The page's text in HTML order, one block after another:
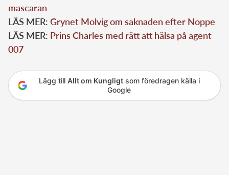
mascaran
LÄS MER: Grynet Molvig om saknaden efter Noppe
LÄS MER: Prins Charles med rätt att hälsa på agent
007
Lägg till Allt om Kungligtsom föredragen källa i
Google